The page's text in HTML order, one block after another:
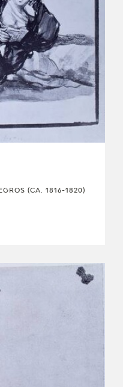
(CA. 1816-1820)